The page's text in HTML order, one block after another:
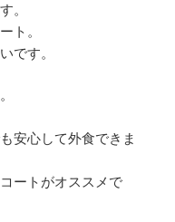
。
ト。
です。
安心して外食できま
ートがオススメで